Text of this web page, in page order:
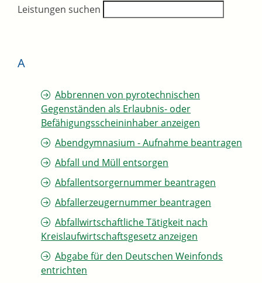
Leistungen suchen
A
Abbrennen von pyrotechnischen
Gegenständen als Erlaubnis- oder
Befähigungsscheininhaber anzeigen
Abendgymnasium - Aufnahme beantragen
Abfall und Müll entsorgen
Abfallentsorgernummer beantragen
Abfallerzeugernummer beantragen
Abfallwirtschaftliche Tätigkeit nach
Kreislaufwirtschaftsgesetz anzeigen
Abgabe für den Deutschen Weinfonds
entrichten